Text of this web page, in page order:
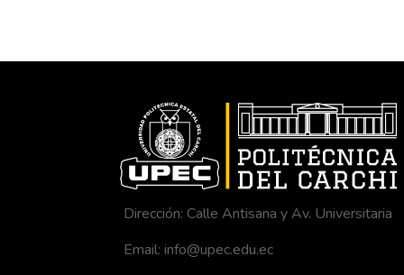
Dirección: Calle Antisana y Av. Universitaria
Email: info@upec.edu.ec